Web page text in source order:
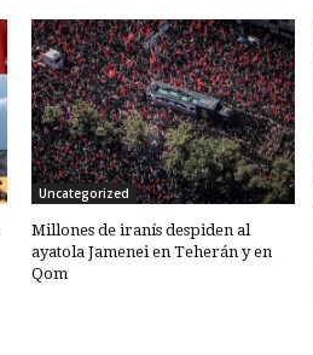
Uncategorized
Millones de iranís despiden al
ayatola Jamenei en Teherán y en
Qom